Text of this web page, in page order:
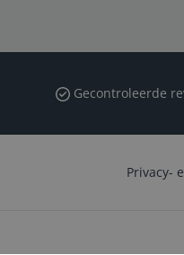
Gecontroleerde
Privacy-